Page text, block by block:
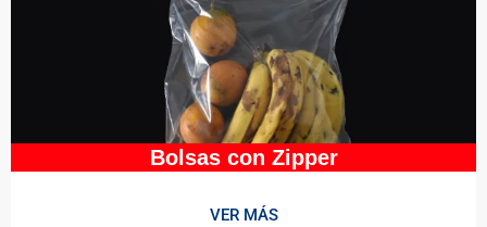
Bolsas con Zipper
VER MÁS